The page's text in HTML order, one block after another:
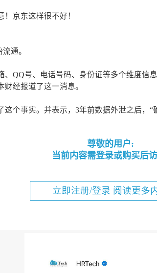
！京东这样很不好！
通。
、QQ号、电话号码、身份证等多个维度信
经报道了这一消息。
这个事实。并表示，3年前数据外泄之后，“
尊敬的用户:
当前内容需登录或购买后
立即注册/登录 阅读更多